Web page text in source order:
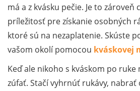
má a z kvásku pečie. Je to zároveň
príležitosť pre získanie osobných
ktoré sú na nezaplatenie. Skúste
vašom okolí pomocou kváskovej
Keď ale nikoho s kváskom po
zúfať. Stačí vyhrnúť rukávy,